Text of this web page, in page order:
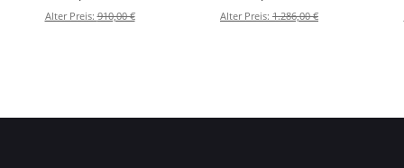
> 2024 (S-H7SO4-HRT/1)
Alter Preis:910,00 €
2026 (E-H6R8/1)
Alter Preis: 1.286,00 €